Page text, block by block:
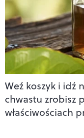
Weź koszyk i idź
chwastu zrobisz
właściwościach